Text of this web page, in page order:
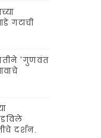
गटाची
'गुणवंत
दर्शन.